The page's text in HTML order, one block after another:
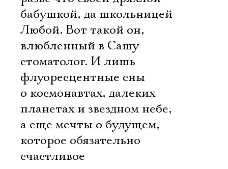
бабушкой, да школьницей
Любой. Вот такой он,
влюбленный в Сашу
стоматолог. И лишь
флуоресцентные сны
о космонавтах, далеких
планетах и звездном небе,
а еще мечты о будущем,
которое обязательно
счастливое